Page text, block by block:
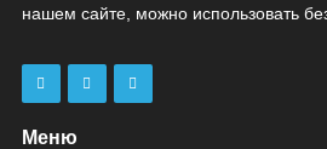
нашем сайте, можно использовать
Меню